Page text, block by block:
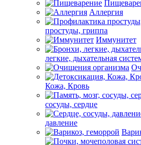
Аллергия
простуды, гриппа
Иммунитет
легкие, дыхательная
Кожа, Кровь
сосуды, сердце
давление